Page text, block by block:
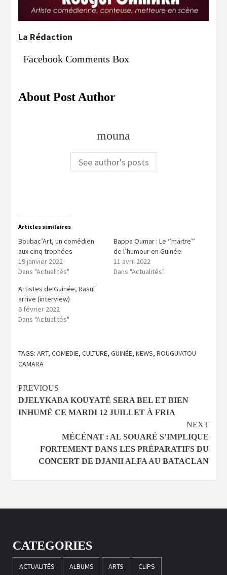
La Rédaction
Facebook Comments Box
About Post Author
mouna
See author's posts
Articles similaires
Boubac’Art, un comédien
aux cinq trophées
19 janvier 2022
Dans "Actualités"
Bappa Oumar : Le ‘’maitre’’
de l’humour en Guinée
11 avril 2022
Dans "Actualités"
Artistes de Guinée, Rasul
arrive (interview)
6 février 2022
Dans "Actualités"
TAGS: ART, COMEDIE, CULTURE, GUINÉE, NEWS, ROUGUIATOU
CAMARA
Continue
Reading
PREVIOUS
DJELYKABA KOUYATÉ SERA BEL ET BIEN
INHUMÉ CE MARDI 12 JUILLET À FRIA
NEXT
MÉCÉNAT : AL SOUARÉ S’IMPLIQUE
FORTEMENT DANS LES PRÉPARATIFS DU
CONCERT DE DJANII ALFA AU BATACLAN
CATEGORIES
ACTUALITÉS ALBUMS ARTS CLIPS